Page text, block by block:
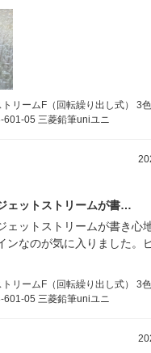
リームF（回転繰り出し式） 3
601-05 三菱鉛筆uniユニ
ェットストリームが書…
ェットストリームが書き心
ンなのが気に入りました。
リームF（回転繰り出し式） 3
601-05 三菱鉛筆uniユニ